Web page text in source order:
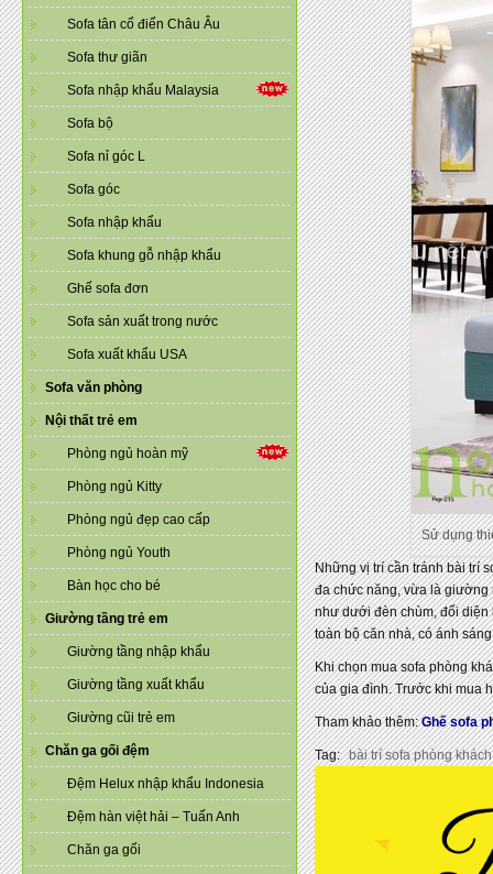
Sofa tân cổ điển Châu Âu
Sofa thư giãn
Sofa nhập khẩu Malaysia
Sofa bộ
Sofa nỉ góc L
Sofa góc
Sofa nhập khẩu
Sofa khung gỗ nhập khẩu
Ghế sofa đơn
Sofa sản xuất trong nước
Sofa xuất khẩu USA
Sofa văn phòng
Nội thất trẻ em
Phòng ngủ hoàn mỹ
Phòng ngủ Kitty
Phòng ngủ đẹp cao cấp
Phòng ngủ Youth
Bàn học cho bé
Giường tầng trẻ em
Giường tầng nhập khẩu
Giường tầng xuất khẩu
Giường cũi trẻ em
Chăn ga gối đệm
Đệm Helux nhập khẩu Indonesia
Đệm hàn việt hải – Tuấn Anh
Chăn ga gối
Sử dụng
Những vị trí cần tránh bài trí
đa chức năng, vừa là giường
như dưới đèn chùm, đối diện
toàn bộ căn nhà, có ánh
Khi chọn mua sofa phòng
của gia đình. Trước khi mua
Tham khảo thêm:Ghế sofa
Tag: bài trí sofa phòng khách